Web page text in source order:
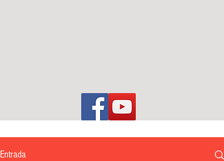
Entrada